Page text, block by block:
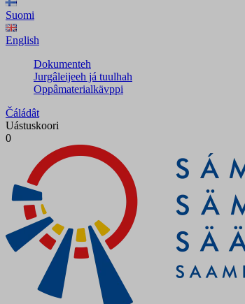
Suomi
English
Dokumenteh
Jurgâleijeeh já tuulhah
Oppâmaterialkävppi
Čáládât
Uástuskoori
0